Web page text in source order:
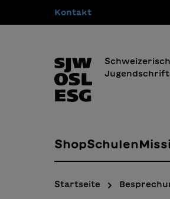
Zur Hauptnavigation
Kontakt
ShopSchulen
Startseite